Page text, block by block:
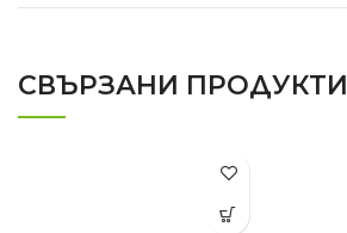
СВЪРЗАНИ ПРОДУКТИ